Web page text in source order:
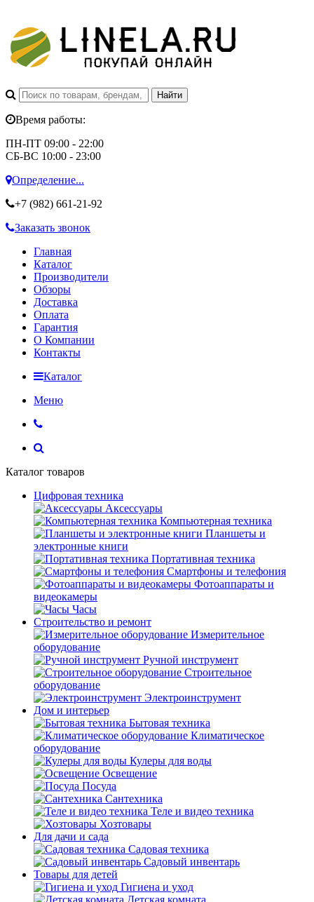
Время работы:
ПН-ПТ 09:00 - 22:00
СБ-ВС 10:00 - 23:00
Определение...
+7 (982) 661-21-92
Заказать звонок
Главная
Каталог
Производители
Обзоры
Доставка
Оплата
Гарантия
О Компании
Контакты
Каталог
Меню
Каталог товаров
Цифровая техника
Аксессуары
Компьютерная техника
Планшеты и
электронные книги
Портативная техника
Смартфоны и телефония
Фотоаппараты и
видеокамеры
Часы
Строительство и ремонт
Измерительное
оборудование
Ручной инструмент
Строительное
оборудование
Электроинструмент
Дом и интерьер
Бытовая техника
Климатическое
оборудование
Кулеры для воды
Освещение
Посуда
Сантехника
Теле и видео техника
Хозтовары
Для дачи и сада
Садовая техника
Садовый инвентарь
Товары для детей
Гигиена и уход
Детская комната